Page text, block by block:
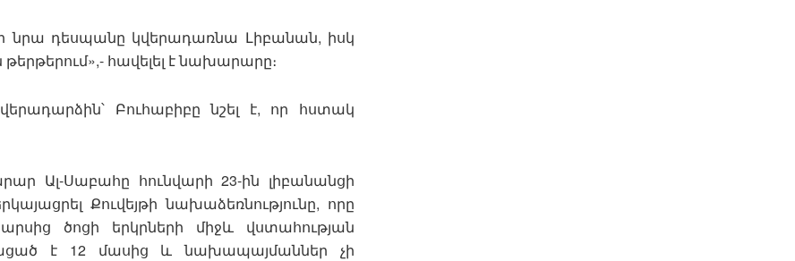
նրա դեսպանը կվերադառնա Լիբանան, իսկ
հավելել է նախարարը։
Բուհաբիբը նշել է, որ հստակ
Ալ-Սաբահը հունվարի 23-ին լիբանանցի
Քուվեյթի նախաձեռնությունը, որը
ծոցի երկրների միջև վստահության
է 12 մասից և նախապայմաններ չի